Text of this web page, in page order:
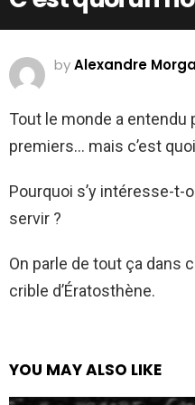
byAlexandre
Tout le monde a entendu
premiers… mais c’est
Pourquoi s’y intéresse-t-
servir ?
On parle de tout ça dans
crible d’Ératosthène.
YOU MAY ALSO LIKE